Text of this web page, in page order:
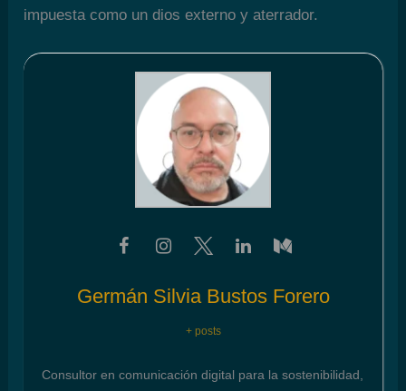
impuesta como un dios externo y aterrador.
Germán Silvia Bustos Forero
+ posts
Consultor en comunicación digital para la sostenibilidad,